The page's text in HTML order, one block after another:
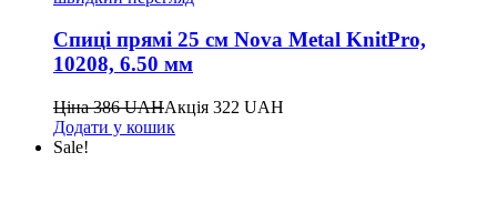
Спиці прямі 25 см Nova Metal KnitPro,
10208, 6.50 мм
Ціна386UAHАкція 322 UAH
Додати у кошик
Sale!